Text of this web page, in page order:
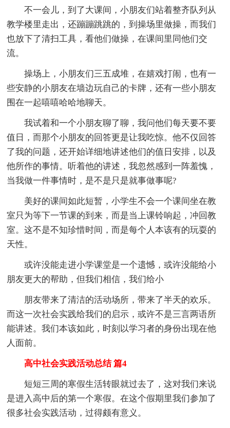
不一会儿，到了大课间，小朋友们站着整齐队列从
教学楼里走出，还蹦蹦跳跳的，到操场里做操，而我们
也放下了清扫工具，看他们做操，在课间里同他们交
流。
操场上，小朋友们三五成堆，在嬉戏打闹，也有一
些安静的小朋友在墙边玩自己的卡牌，还有一些小朋友
围在一起嘻嘻哈哈地聊天。
我试着和一个小朋友聊了聊，我问他们每天要不要
值日，而那个小朋友的回答更是让我吃惊。他不仅回答
了我的问题，还开始详细地讲述他们的值日安排，以及
他所作的事情。听着他的讲述，我忽然感到一阵羞愧，
当我做一件事情时，是不是只是就事做事呢?
美好的课间如此短暂，小学生不会一个课间坐在教
室只为等下一节课的到来，而是当上课铃响起，冲回教
室。这不是不知珍惜时间，而是每个人本该有的玩耍的
天性。
或许没能走进小学课堂是一个遗憾，或许没能给小
朋友更大的帮助，但我们相信，我们给小
朋友带来了清洁的活动场所，带来了半天的欢乐。
而这一次社会实践给我们的启示，或许不是三言两语所
能讲述。我们本该如此，时刻以学习者的身份出现在他
人面前。
高中社会实践活动总结 篇4
短短三周的寒假生活转眼就过去了，这对我们来说
是进入高中后的第一个寒假。在这个假期里我们参加了
很多社会实践活动，过得颇有意义。